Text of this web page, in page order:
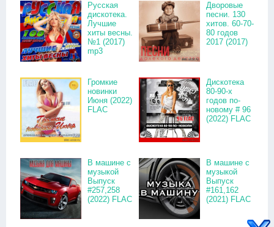
Русская
дискотека.
Лучшие
хиты весны.
№1 (2017)
mp3
Дворовые
песни. 130
хитов. 60-70-
80 годов
2017 (2017)
Громкие
новинки
Июня (2022)
FLAC
Дискотека
80-90-х
годов по-
новому # 96
(2022) FLAC
В машине с
музыкой
Выпуск
#257,258
(2022) FLAC
В машине с
музыкой
Выпуск
#161,162
(2021) FLAC